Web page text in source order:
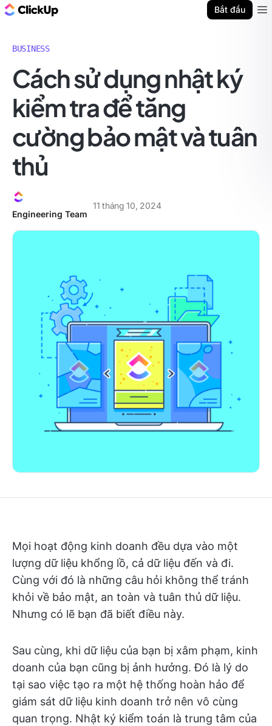
Bắt đầu
BUSINESS
Cách sử dụng nhật ký
kiểm tra để tăng
cường bảo mật và tuân
thủ
Engineering Team
11 tháng 10, 2024
Mọi hoạt động kinh doanh đều dựa vào một
lượng dữ liệu khổng lồ, cả dữ liệu đến và đi.
Cùng với đó là những câu hỏi không thể tránh
khỏi về bảo mật, an toàn và tuân thủ dữ liệu.
Nhưng có lẽ bạn đã biết điều này.
Sau cùng, khi dữ liệu của bạn bị xâm phạm, kinh
doanh của bạn cũng bị ảnh hưởng. Đó là lý do
tại sao việc tạo ra một hệ thống hoàn hảo để
giám sát dữ liệu kinh doanh trở nên vô cùng
quan trọng. Nhật ký kiểm toán là trung tâm của